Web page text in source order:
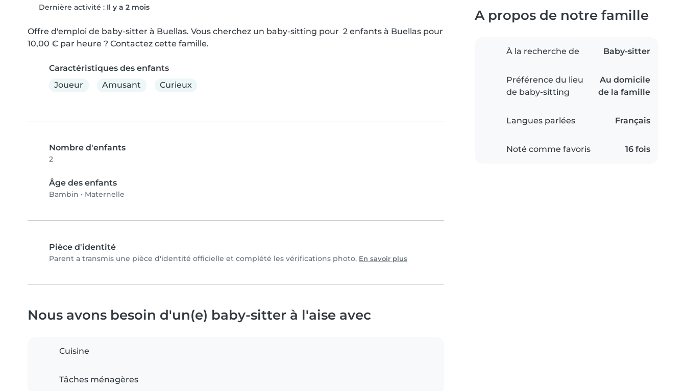
Dernière activité : Il y a 2 mois
Offre d'emploi de baby-sitter à Buellas. Vous cherchez un baby-sitting pour  2 enfants à Buellas pour
10,00 € par heure ? Contactez cette famille.
Caractéristiques des enfants
Joueur
Amusant Curieux
Nombre d'enfants
2
Âge des enfants
Bambin • Maternelle
Pièce d'identité
Parent a transmis une pièce d'identité officielle et complété les vérifications photo. En savoir plus
A propos de notre famille
À la recherche de Baby-sitter
Préférence du lieu
de baby-sitting
Au domicile
de la famille
Langues parlées Français
Noté comme favoris 16 fois
Nous avons besoin d'un(e) baby-sitter à l'aise avec
Cuisine
Tâches ménagères